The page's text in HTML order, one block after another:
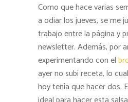
Como que hace varias
a odiar los jueves, se me
trabajo entre la página y
newsletter. Además, por
experimentando con el
ayer no subí receta, lo
hoy tenía que hacer dos.